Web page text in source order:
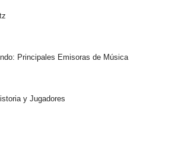
Principales Emisoras de Música
y Jugadores